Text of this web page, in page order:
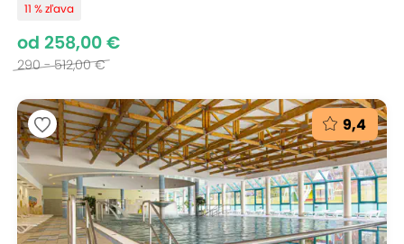
11 % zľava
od 258,00 €
290 - 512,00 €
9,4